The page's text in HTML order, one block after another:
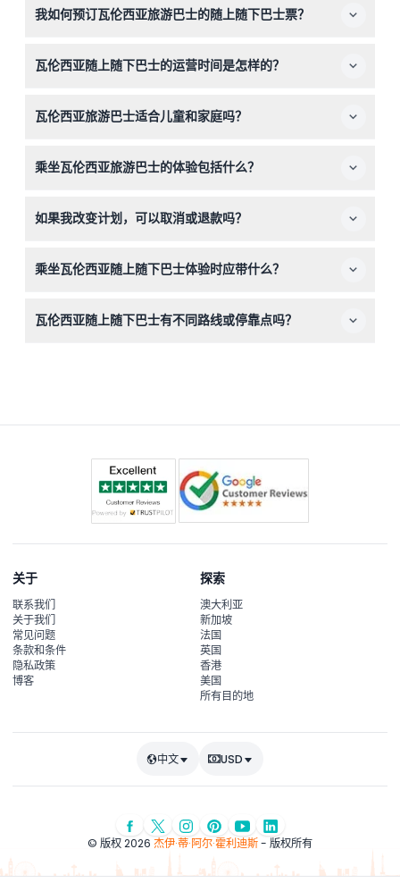
我如何预订瓦伦西亚旅游巴士的随上随下巴士票？
的24小时或48小时票种并完成预订流程——快速且安全。
瓦伦西亚随上随下巴士的运营时间是怎样的？
午7:50（可能会有变动——请在预订时确认）。您可以在票
瓦伦西亚旅游巴士适合儿童和家庭吗？
需要购买青少年票。这是一个适合家庭、按自己节奏探索城
乘坐瓦伦西亚旅游巴士的体验包括什么？
中配备10种语言的音频导览，提供关于瓦伦西亚地标和历史
如果我改变计划，可以取消或退款吗？
时选择的日期使用车票。
乘坐瓦伦西亚随上随下巴士体验时应带什么？
的或手机上的车票以便顺利登车。携带耳机以听音频讲解也
瓦伦西亚随上随下巴士有不同路线或停靠点吗？
关于
联系我们
关于我们
常见问题
条款和条件
隐私政策
博客
探索
澳大利亚
新加坡
法国
英国
香港
美国
所有目的地
中文 USD
© 版权 2026 杰伊·蒂·阿尔·霍利迪斯- 版权所有